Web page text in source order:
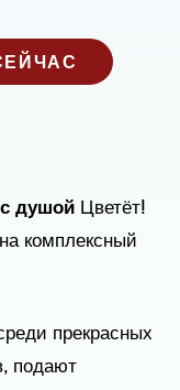
душой Цветёт!
комплексный
прекрасных
подают